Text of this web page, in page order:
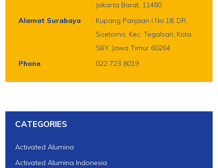
Jakarta Barat, 11480
Alamat Surabaya
Kupang Panjaan I No.18, DR.
Soetomo, Kec. Tegalsari, Kota
SBY, Jawa Timur 60264
Phone
022 723 8019
CATEGORIES
Activated Alumina
Activated Alumina Indonesia